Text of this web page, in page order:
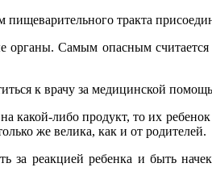
тракта
Самым опасным считается
к врачу за медицинской
какой-либо продукт, то их
же велика, как и от родителей.
за реакцией ребенка и быть